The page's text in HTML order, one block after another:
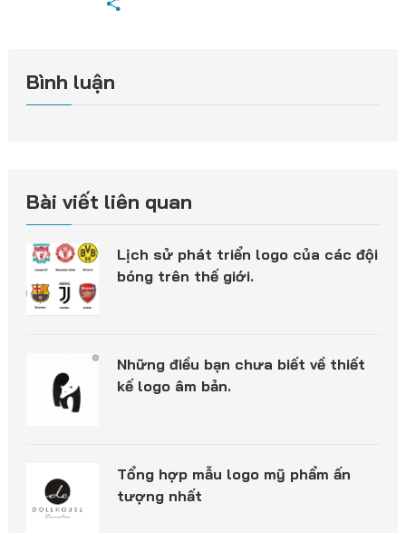
Bình luận
Bài viết liên quan
Lịch sử phát triển logo của các đội
bóng trên thế giới.
Những điều bạn chưa biết về thiết
kế logo âm bản.
Tổng hợp mẫu logo mỹ phẩm ấn
tượng nhất